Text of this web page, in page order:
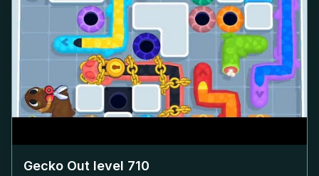
Gecko Out level 710